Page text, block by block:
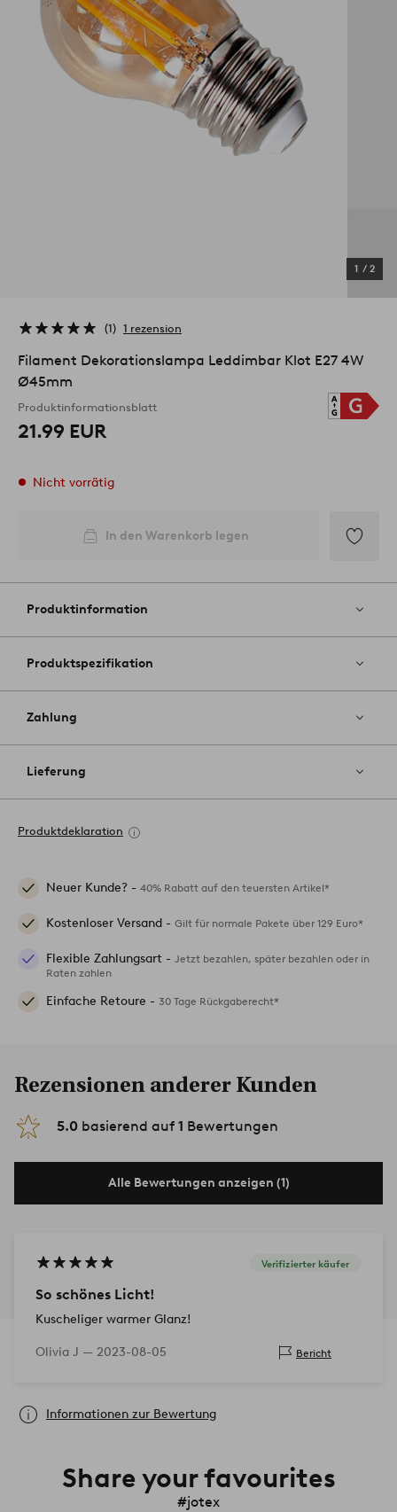
1 / 2
1 1 rezension
Filament Dekorationslampa Leddimbar Klot E27 4W
Ø45mm
Produktinformationsblatt
21.99 EUR
Nicht vorrätig
In den Warenkorb legen
Favoriten
Produktinformation
Produktspezifikation
Zahlung
Lieferung
Produktdeklaration
Neuer Kunde? - 40% Rabatt auf den teuersten Artikel*
Kostenloser Versand - Gilt für normale Pakete über 129 Euro*
Flexible Zahlungsart - Jetzt bezahlen, später bezahlen oder in
Raten zahlen
Einfache Retoure - 30 Tage Rückgaberecht*
Rezensionen anderer Kunden
5.0 basierend auf 1 Bewertungen
Alle Bewertungen anzeigen (1)
Verifizierter käufer
So schönes Licht!
Kuscheliger warmer Glanz!
Olivia J — 2023-08-05 Bericht
Informationen zur Bewertung
Share your favourites
#jotex